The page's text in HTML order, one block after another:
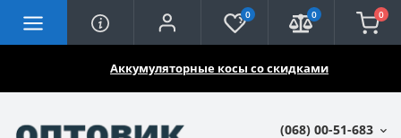
Аккумуляторные косы со скидками
0 0 0
(068) 00-51-683